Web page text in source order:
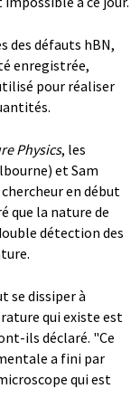
des défauts hBN,
enregistrée,
pour réaliser
Physics, les
et Sam
en début
que la nature de
détection des
se dissiper à
qui existe est
ils déclaré. "Ce
a fini par
qui est